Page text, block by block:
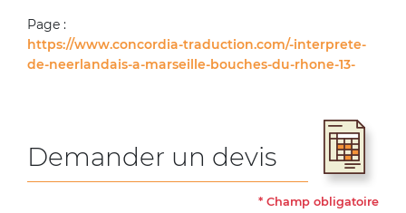
Page :
https://www.concordia-traduction.com/-interprete-
de-neerlandais-a-marseille-bouches-du-rhone-13-
Demander un devis
* Champ obligatoire